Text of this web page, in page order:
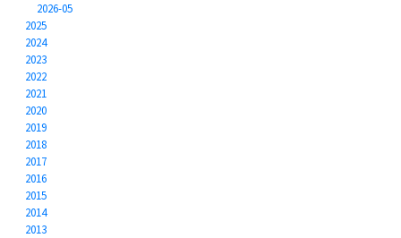
2026-05
2025
2024
2023
2022
2021
2020
2019
2018
2017
2016
2015
2014
2013